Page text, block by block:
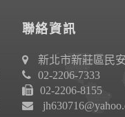
聯絡資訊
新北市新莊區民
02-2206-7333
02-2206-8155